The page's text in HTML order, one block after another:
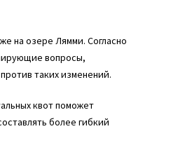
на озере Лямми. Согласно
вопросы,
таких изменений.
квот поможет
более гибкий